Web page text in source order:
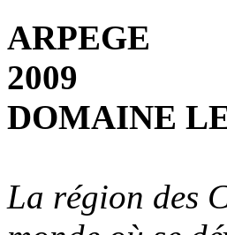
ARPEGE
2009
DOMAINE
La région des